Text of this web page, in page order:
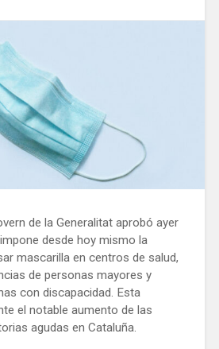
de la Generalitat aprobó ayer
desde hoy mismo la
mascarilla en centros de salud,
de personas mayores y
con discapacidad. Esta
el notable aumento de las
agudas en Cataluña.